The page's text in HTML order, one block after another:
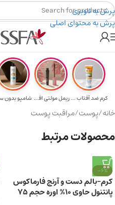
پرش به ناوبری
پرش به محتوای اصلی
هدیه برای خرید های بالای ۵ میلیون تومن
کرم ضد آفتاب حا... ریمل مولتی افکت...
خانه/پوست/مراقبت پوست
محصولات مرتبط
-6%
کرم-بالم دست و آرنج فارماکوس
پانتنول حاوی 10% اوره حجم 75